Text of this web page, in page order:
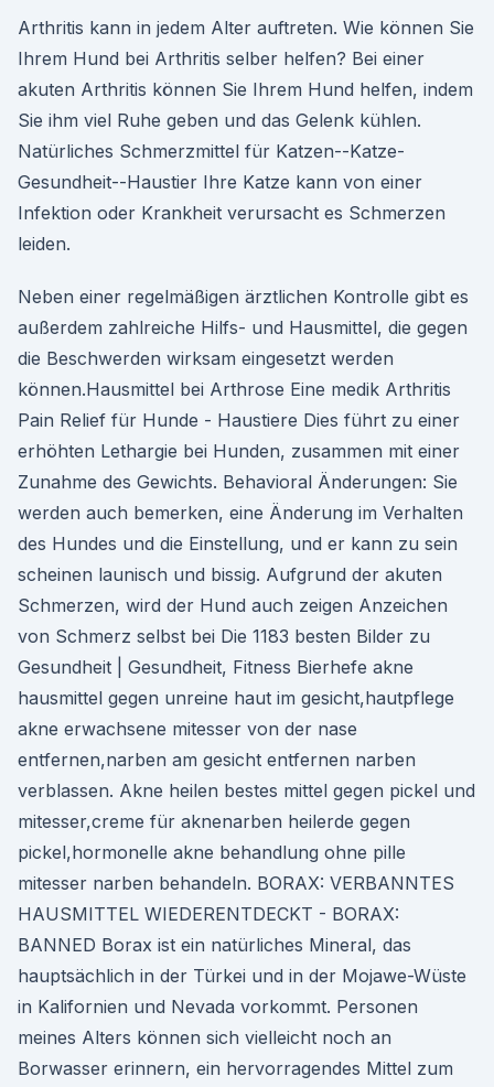
Arthritis kann in jedem Alter auftreten. Wie können Sie
Ihrem Hund bei Arthritis selber helfen? Bei einer
akuten Arthritis können Sie Ihrem Hund helfen, indem
Sie ihm viel Ruhe geben und das Gelenk kühlen.
Natürliches Schmerzmittel für Katzen--Katze-
Gesundheit--Haustier Ihre Katze kann von einer
Infektion oder Krankheit verursacht es Schmerzen
leiden.
Neben einer regelmäßigen ärztlichen Kontrolle gibt es
außerdem zahlreiche Hilfs- und Hausmittel, die gegen
die Beschwerden wirksam eingesetzt werden
können.Hausmittel bei Arthrose Eine medik Arthritis
Pain Relief für Hunde - Haustiere Dies führt zu einer
erhöhten Lethargie bei Hunden, zusammen mit einer
Zunahme des Gewichts. Behavioral Änderungen: Sie
werden auch bemerken, eine Änderung im Verhalten
des Hundes und die Einstellung, und er kann zu sein
scheinen launisch und bissig. Aufgrund der akuten
Schmerzen, wird der Hund auch zeigen Anzeichen
von Schmerz selbst bei Die 1183 besten Bilder zu
Gesundheit | Gesundheit, Fitness Bierhefe akne
hausmittel gegen unreine haut im gesicht,hautpflege
akne erwachsene mitesser von der nase
entfernen,narben am gesicht entfernen narben
verblassen. Akne heilen bestes mittel gegen pickel und
mitesser,creme für aknenarben heilerde gegen
pickel,hormonelle akne behandlung ohne pille
mitesser narben behandeln. BORAX: VERBANNTES
HAUSMITTEL WIEDERENTDECKT - BORAX:
BANNED Borax ist ein natürliches Mineral, das
hauptsächlich in der Türkei und in der Mojawe-Wüste
in Kalifornien und Nevada vorkommt. Personen
meines Alters können sich vielleicht noch an
Borwasser erinnern, ein hervorragendes Mittel zum